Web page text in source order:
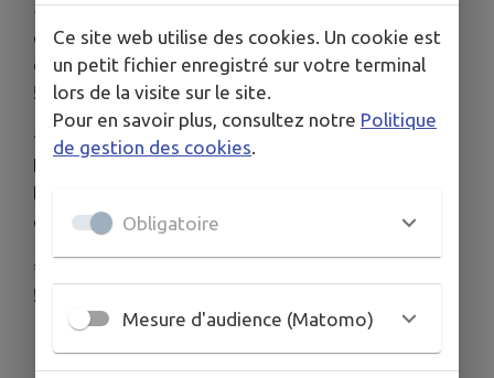
🎢 Nous vous attendons nombreux pour profiter
de nos multiples attractions : bassins à
débordement, toboggan, splashpad et pentagliss
!
🏄 En faisant défiler les affiches, vous découvrirez
les jours et horaires d'ouverture de Juin à Août,
les tarifs et les informations concernant les leçons
de natation et l'aquagym.
🌞 Passez un bel été dans notre piscine municipale
!
Ce site web utilise des cookies. Un cookie est
un petit fichier enregistré sur votre terminal
lors de la visite sur le site.
Pour en savoir plus, consultez notre Politique
de gestion des cookies.
Obligatoire
Mesure d'audience (Matomo)